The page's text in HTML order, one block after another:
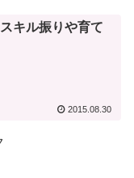
キル振りや育て
2015.08.30